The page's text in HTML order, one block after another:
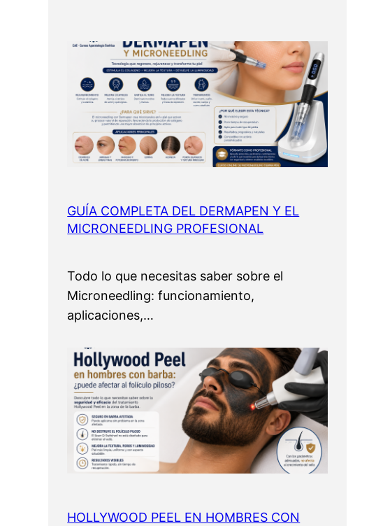
GUÍA COMPLETA DEL DERMAPEN Y EL
MICRONEEDLING PROFESIONAL
Todo lo que necesitas saber sobre el
Microneedling: funcionamiento,
aplicaciones,…
HOLLYWOOD PEEL EN HOMBRES CON